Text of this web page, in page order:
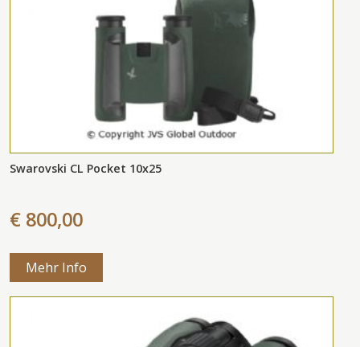
Swarovski CL Pocket 10x25
€ 800,00
Mehr Info